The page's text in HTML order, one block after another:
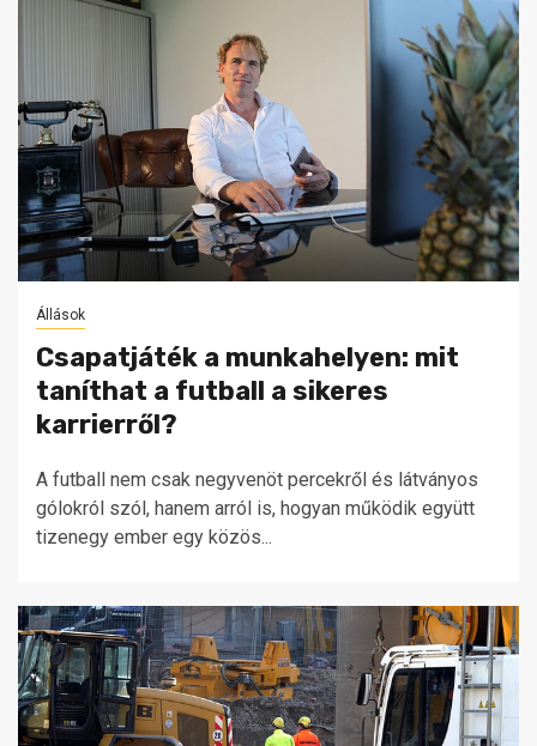
Állások
Csapatjáték a munkahelyen: mit
taníthat a futball a sikeres
karrierről?
A futball nem csak negyvenöt percekről és látványos
gólokról szól, hanem arról is, hogyan működik együtt
tizenegy ember egy közös...